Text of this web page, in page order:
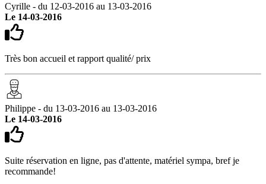
Cyrille - du 12-03-2016 au 13-03-2016
Le 14-03-2016
Très bon accueil et rapport qualité/ prix
Philippe - du 13-03-2016 au 13-03-2016
Le 14-03-2016
Suite réservation en ligne, pas d'attente, matériel sympa, bref je
recommande!